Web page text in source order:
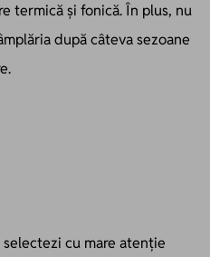
termică și fonică. În plus, nu
după câteva sezoane
cu mare atenție